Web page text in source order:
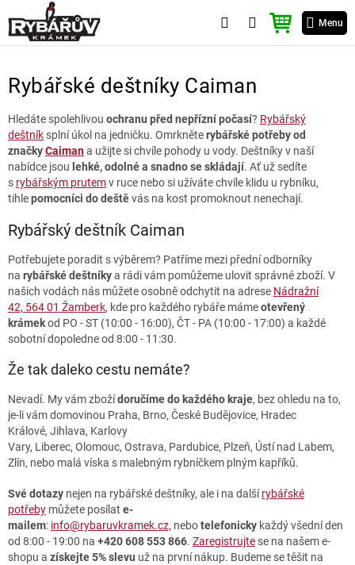
na
obsah
Menu
NÁKUPNÍ
KOŠÍK
Rybářské deštníky Caiman
Hledáte spolehlivou ochranu před nepřízní počasí? Rybářský
deštník splní úkol na jedničku. Omrkněterybářské potřeby od
značkyCaimana užijte si chvíle pohody u vody. Deštníky v naší
nabídce jsou lehké, odolné a snadno se skládají. Ať už sedíte
s rybářským prutemv ruce nebo si užíváte chvíle klidu u rybníku,
tihlepomocníci do deštěvás na kost promoknout nenechají.
Rybářský deštník Caiman
Potřebujete poradit s výběrem? Patříme mezi přední odborníky
na rybářské deštníkya rádi vám pomůžeme ulovit správné zboží. V
našich vodách nás můžete osobně odchytit na adrese Nádražní
42, 564 01 Žamberk, kde pro každého rybáře mámeotevřený
krámekod PO - ST (10:00 - 16:00), ČT - PA (10:00 - 17:00) a každé
sobotní dopoledne od 8:00 - 11:30.
Že tak daleko cestu nemáte?
Nevadí. My vám zbožídoručíme do každého kraje, bez ohledu na to,
je-li vám domovinou Praha, Brno, České Budějovice, Hradec
Králové, Jihlava, Karlovy
Vary, Liberec, Olomouc, Ostrava, Pardubice, Plzeň, Ústí nad Labem,
Zlín, nebo malá víska s malebným rybníčkem plným kapříků.
Své dotazy nejen na rybářské deštníky, ale i na dalšírybářské
potřeby můžete posílat e-
mailem: info@rybaruvkramek.cz, nebotelefonicky každý všední den
od 8:00 - 19:00 na +420 608 553 866. Zaregistrujte se na našem e-
shopu a získejte 5% slevu už na první nákup. Budeme se těšit na